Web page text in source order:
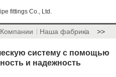
fittings Co., Ltd.
Наша фабрика >>
систему с помощью
и надежность